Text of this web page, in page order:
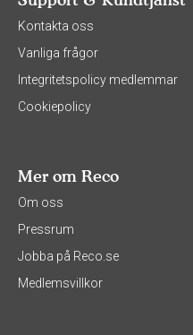
Kontakta oss
Vanliga frågor
Integritetspolicy medlemmar
Cookiepolicy
Mer om Reco
Om oss
Pressrum
Jobba på Reco.se
Medlemsvillkor